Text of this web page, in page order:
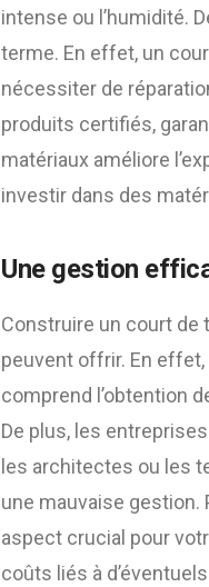
intense ou l’humidité.
terme. En effet, un
nécessiter de
produits certifiés,
matériaux améliore
investir dans des
Une gestion
Construire un court de
peuvent offrir. En effet,
comprend l’obtention
De plus, les
les architectes ou les
une mauvaise gestion.
aspect crucial pour
coûts liés à